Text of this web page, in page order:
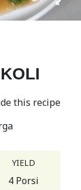
this recipe
YIELD
4 Porsi